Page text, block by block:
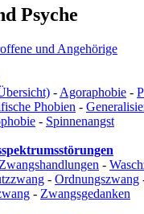
Psyche
und Angehörige
- Agoraphobie -
Phobien -
- Spinnenangst
Zwangshandlungen -
- Ordnungszwang
- Zwangsgedanken